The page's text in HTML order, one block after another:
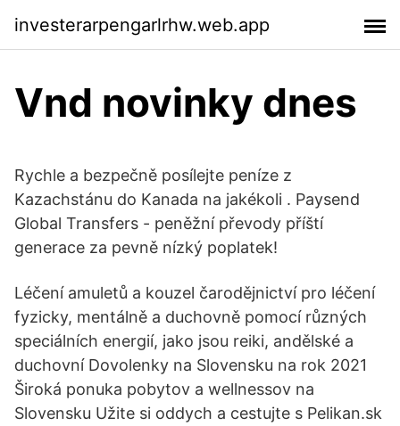
investerarpengarlrhw.web.app
Vnd novinky dnes
Rychle a bezpečně posílejte peníze z
Kazachstánu do Kanada na jakékoli . Paysend
Global Transfers - peněžní převody příští
generace za pevně nízký poplatek!
Léčení amuletů a kouzel čarodějnictví pro léčení
fyzicky, mentálně a duchovně pomocí různých
speciálních energií, jako jsou reiki, andělské a
duchovní Dovolenky na Slovensku na rok 2021
Široká ponuka pobytov a wellnessov na
Slovensku Užite si oddych a cestujte s Pelikan.sk